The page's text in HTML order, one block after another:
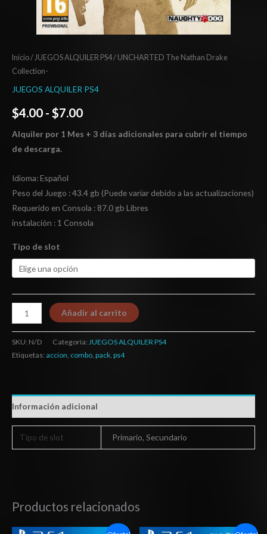
Inicio/ JUEGOS ALQUILER PS4/ UNCHARTED The Nathan Drake
Collection-
JUEGOS ALQUILER PS4
$4.00 - $7.00
Alquiler por 1 Mes + 3 días adicionales para cubrir el tiempo
de descarga.
Idioma: Español
Peso del Juego : 43.4 gb (Puede variar debido a las actualizaciones)
Requerido en Consola : 87.0 gb Libres
instalación : 1 Consola
Tipo de slot
Añadir al carrito
SKU: N/D Categoría: JUEGOS ALQUILER PS4
Etiquetas: accion, combo, pack, ps4
Información adicional
Tipo de slot Primario, Secundario
Productos relacionados
Rango
Rango